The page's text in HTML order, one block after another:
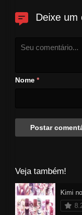
Deixe um
Nome *
Veja também!